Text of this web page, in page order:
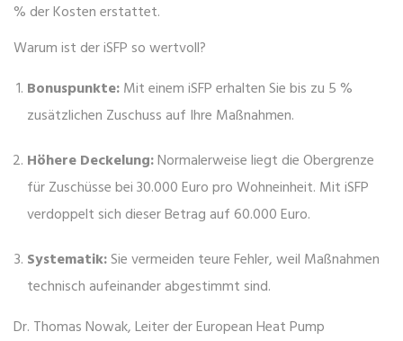
% der Kosten erstattet.
Warum ist der iSFP so wertvoll?
Bonuspunkte:Mit einem iSFP erhalten Sie bis zu 5 %
zusätzlichen Zuschuss auf Ihre Maßnahmen.
Höhere Deckelung:Normalerweise liegt die Obergrenze
für Zuschüsse bei 30.000 Euro pro Wohneinheit. Mit iSFP
verdoppelt sich dieser Betrag auf 60.000 Euro.
Systematik:Sie vermeiden teure Fehler, weil Maßnahmen
technisch aufeinander abgestimmt sind.
Dr. Thomas Nowak, Leiter der European Heat Pump